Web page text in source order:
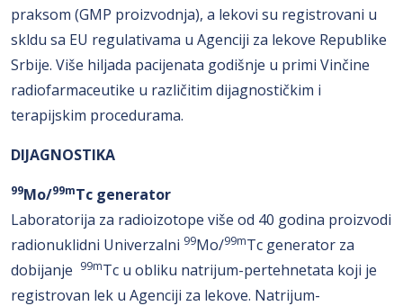
praksom (GMP proizvodnja), a lekovi su registrovani u
skldu sa EU regulativama u Agenciji za lekove Republike
Srbije. Više hiljada pacijenata godišnje u primi Vinčine
radiofarmaceutike u različitim dijagnostičkim i
terapijskim procedurama.
DIJAGNOSTIKA
99Mo/99mTc generator
Laboratorija za radioizotope više od 40 godina proizvodi
radionuklidni Univerzalni 99Mo/99mTc generator za
dobijanje 99mTc u obliku natrijum-pertehnetata koji je
registrovan lek u Agenciji za lekove. Natrijum-